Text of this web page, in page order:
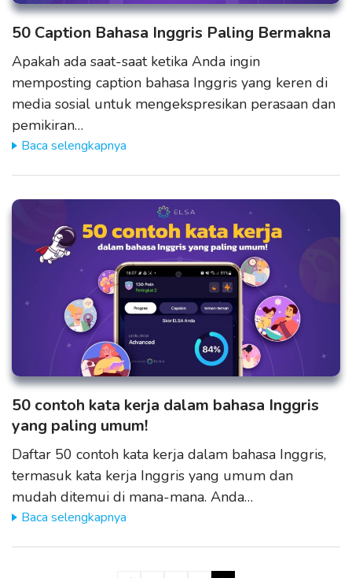
50 Caption Bahasa Inggris Paling Bermakna
Apakah ada saat-saat ketika Anda ingin
memposting caption bahasa Inggris yang keren di
media sosial untuk mengekspresikan perasaan dan
pemikiran…
Baca selengkapnya
50 contoh kata kerja dalam bahasa Inggris
yang paling umum!
Daftar 50 contoh kata kerja dalam bahasa Inggris,
termasuk kata kerja Inggris yang umum dan
mudah ditemui di mana-mana. Anda…
Baca selengkapnya